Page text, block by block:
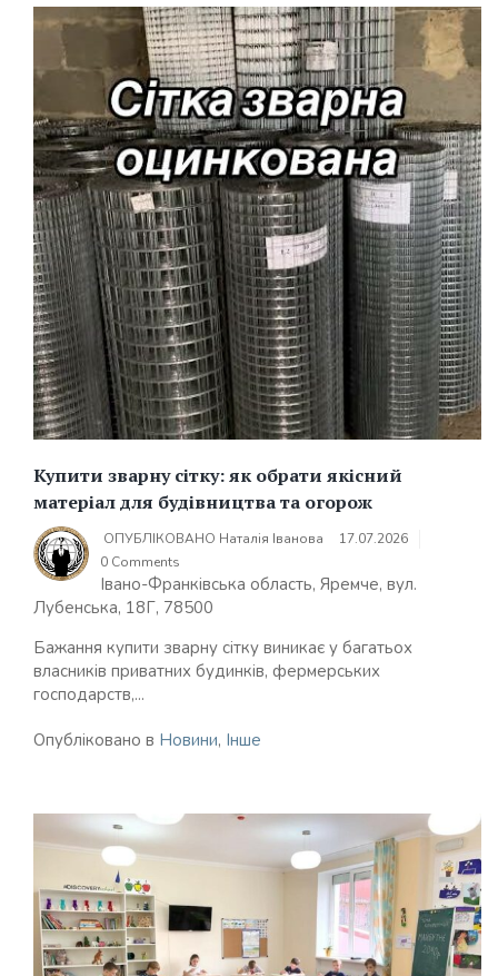
Купити зварну сітку: як обрати якісний
матеріал для будівництва та огорож
ОПУБЛІКОВАНО Наталія Іванова
17.07.2026
0 Comments
Івано-Франківська область, Яремче, вул.
Лубенська, 18Г, 78500
Бажання купити зварну сітку виникає у багатьох
власників приватних будинків, фермерських
господарств,...
Опубліковано в Новини, Інше